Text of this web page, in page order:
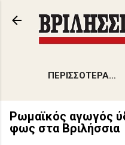
Μετάβαση στο
ΠΕΡΙΣΣΌΤΕΡΑ…
Ρωμαϊκός αγωγός
φως στα Βριλήσσια